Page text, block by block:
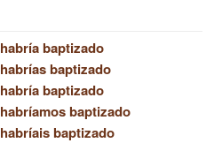
habría baptizado
habrías baptizado
habría baptizado
habríamos baptizado
habríais baptizado